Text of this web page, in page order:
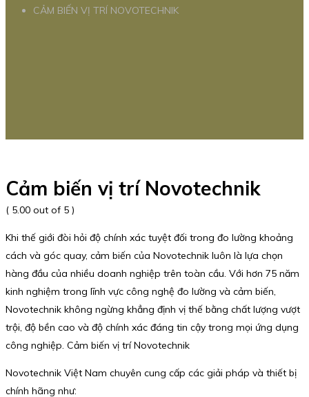
CẢM BIẾN VỊ TRÍ NOVOTECHNIK
Cảm biến vị trí Novotechnik
( 5.00 out of 5 )
Khi thế giới đòi hỏi độ chính xác tuyệt đối trong đo lường khoảng
cách và góc quay, cảm biến của Novotechnik luôn là lựa chọn
hàng đầu của nhiều doanh nghiệp trên toàn cầu. Với hơn 75 năm
kinh nghiệm trong lĩnh vực công nghệ đo lường và cảm biến,
Novotechnik không ngừng khẳng định vị thế bằng chất lượng vượt
trội, độ bền cao và độ chính xác đáng tin cậy trong mọi ứng dụng
công nghiệp. Cảm biến vị trí Novotechnik
Novotechnik Việt Nam chuyên cung cấp các giải pháp và thiết bị
chính hãng như: